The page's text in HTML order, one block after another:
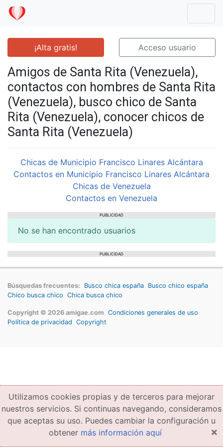
¡Alta gratis! Acceso usuario
Amigos de Santa Rita (Venezuela),
contactos con hombres de Santa Rita
(Venezuela), busco chico de Santa
Rita (Venezuela), conocer chicos de
Santa Rita (Venezuela)
Chicas de Municipio Francisco Linares Alcántara
Contactos en Municipio Francisco Linares Alcántara
Chicas de Venezuela
Contactos en Venezuela
PUBLICIDAD
No se han encontrado usuarios
PUBLICIDAD
Búsquedas frecuentes: Busco chica españa Busco chico españa
Chico busca chico Chica busca chico
Copyright © 2026 amigae.com Condiciones generales de uso
Política de privacidad Copyright
Utilizamos cookies propias y de terceros para mejorar
nuestros servicios. Si continuas navegando, consideramos
que aceptas su uso. Puedes cambiar la configuración u
obtener más información aquí ×